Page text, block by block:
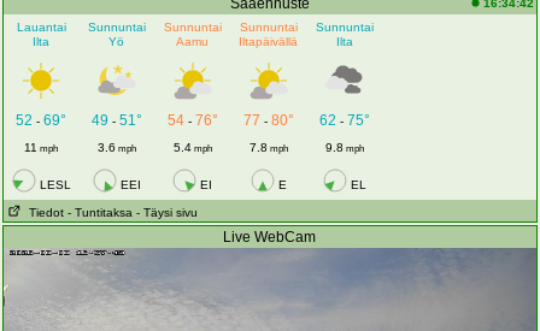
Sääennuste
16:34:42
Lauantai
Ilta
Sunnuntai
Yö
Sunnuntai
Aamu
Sunnuntai
Iltapäivällä
Sunnuntai
Ilta
52 -69° 49 - 51° 54- 76° 77 - 80° 62 - 75°
11 mph 3.6 mph 5.4mph 7.8 mph 9.8 mph
LESL EEI EI E EL
Tiedot - Tuntitaksa - Täysi sivu
Live WebCam